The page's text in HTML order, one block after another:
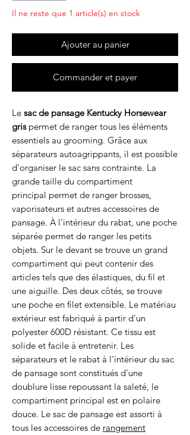
Il ne reste que 1 article(s) en stock
Ajouter au panier
Commander et payer
Le sac de pansage Kentucky Horsewear
gris permet de ranger tous les éléments
essentiels au grooming. Grâce aux
séparateurs autoagrippants, il est possible
d'organiser le sac sans contrainte. La
grande taille du compartiment
principal permet de ranger brosses,
vaporisateurs et autres accessoires de
pansage. À l'intérieur du rabat, une poche
séparée permet de ranger les petits
objets. Sur le devant se trouve un grand
compartiment qui peut contenir des
articles tels que des élastiques, du fil et
une aiguille. Des deux côtés, se trouve
une poche en filet extensible. Le matériau
extérieur est fabriqué à partir d'un
polyester 600D résistant. Ce tissu est
solide et facile à entretenir. Les
séparateurs et le rabat à l'intérieur du sac
de pansage sont constitués d'une
doublure lisse repoussant la saleté, le
compartiment principal est en polaire
douce. Le sac de pansage est assorti à
tous les accessoires de rangement